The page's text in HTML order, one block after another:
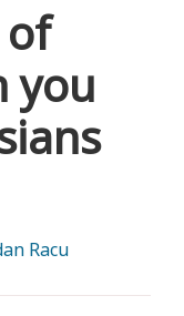
you
Racu